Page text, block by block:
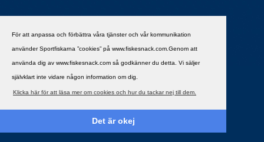
För att anpassa och förbättra våra tjänster och vår kommunikation
använder Sportfiskarna ”cookies” på www.fiskesnack.com.Genom att
använda dig av www.fiskesnack.com så godkänner du detta. Vi säljer
självklart inte vidare någon information om dig.
Klicka här för att läsa mer om cookies och hur du tackar nej till dem.
Det är okej